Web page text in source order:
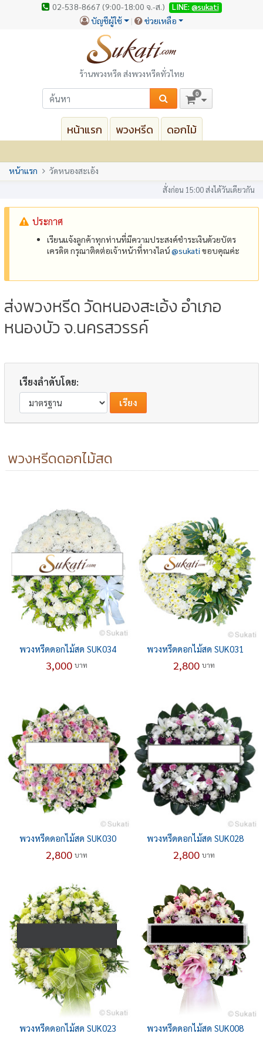
02-538-8667 (9:00-18:00 จ.-ส.) LINE: @sukati
บัญชีผู้ใช้ ช่วยเหลือ
ร้านพวงหรีด ส่งพวงหรีดทั่วไทย
0
หน้าแรก พวงหรีด ดอกไม้
หน้าแรก วัดหนองสะเอ้ง
สั่งก่อน 15:00 ส่งได้วันเดียวกัน
ประกาศ
เรียนแจ้งลูกค้าทุกท่านที่มีความประสงค์ชำระเงินด้วยบัตร
เครดิต กรุณาติดต่อเจ้าหน้าที่ทางไลน์@‌sukati ขอบคุณค่ะ
ส่งพวงหรีด วัดหนองสะเอ้ง อำเภอ
หนองบัว จ.นครสวรรค์
เรียงลำดับโดย:
พวงหรีดดอกไม้สด
พวงหรีดดอกไม้สด SUK034
3,000 บาท
พวงหรีดดอกไม้สด SUK031
2,800 บาท
พวงหรีดดอกไม้สด SUK030
2,800 บาท
พวงหรีดดอกไม้สด SUK028
2,800 บาท
พวงหรีดดอกไม้สด SUK023 พวงหรีดดอกไม้สด SUK008